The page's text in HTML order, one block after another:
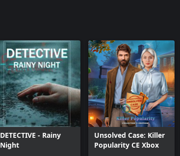
DETECTIVE - Rainy
Night
Unsolved Case: Killer
Popularity CE Xbox